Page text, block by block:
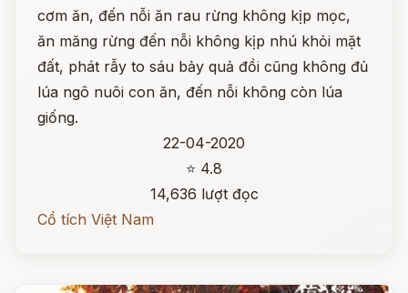
cơm ăn, đến nỗi ăn rau rừng không kịp mọc,
ăn măng rừng đến nỗi không kịp nhú khỏi mặt
đất, phát rẫy to sáu bảy quả đồi cũng không đủ
lúa ngô nuôi con ăn, đến nỗi không còn lúa
giống.
22-04-2020
⭐ 4.8
14,636 lượt đọc
Cổ tích Việt Nam